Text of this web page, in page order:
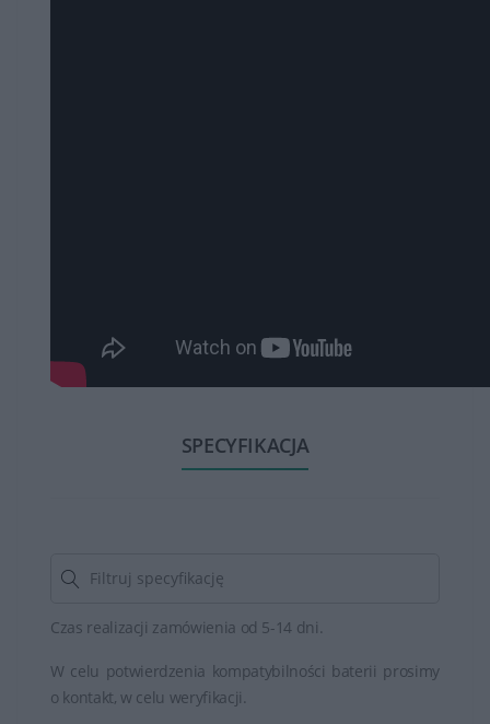
SPECYFIKACJA
Czas realizacji zamówienia od 5-14 dni.
W celu potwierdzenia kompatybilności baterii prosimy
o kontakt, w celu weryfikacji.